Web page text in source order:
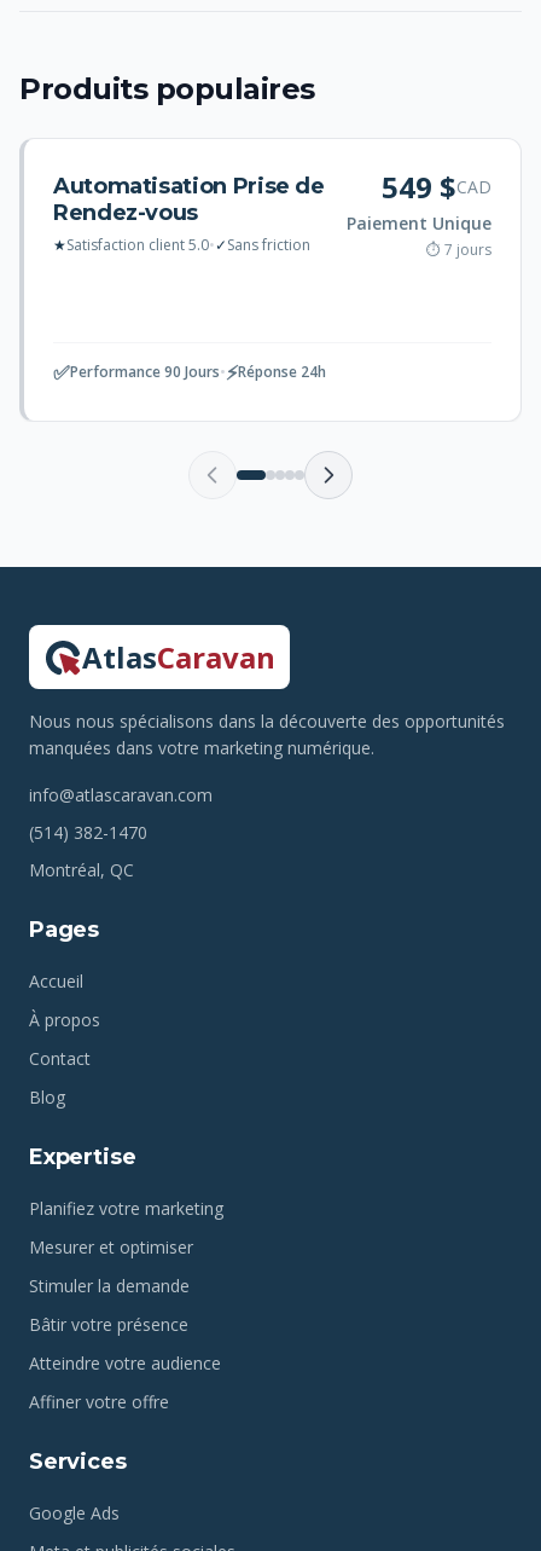
Produits populaires
Automatisation Prise de
Rendez-vous
★Satisfaction client 5.0•✓Sans friction
549 $CAD
Paiement Unique
⏱ 7 jours
✅Performance 90 Jours•⚡Réponse 24h
AtlasCaravan
Nous nous spécialisons dans la découverte des opportunités
manquées dans votre marketing numérique.
info@atlascaravan.com
(514) 382-1470
Montréal, QC
Pages
Accueil
À propos
Contact
Blog
Expertise
Planifiez votre marketing
Mesurer et optimiser
Stimuler la demande
Bâtir votre présence
Atteindre votre audience
Affiner votre offre
Services
Google Ads